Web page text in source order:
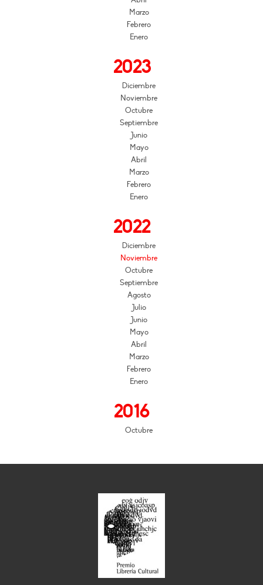
Marzo
Febrero
Enero
2023
Diciembre
Noviembre
Octubre
Septiembre
Junio
Mayo
Abril
Marzo
Febrero
Enero
2022
Diciembre
Noviembre
Octubre
Septiembre
Agosto
Julio
Junio
Mayo
Abril
Marzo
Febrero
Enero
2016
Octubre